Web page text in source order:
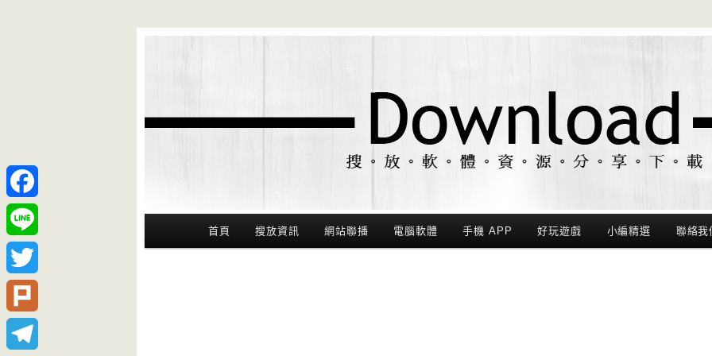
Main Menu
首頁 搜放資訊 網站聯播 電腦軟體 手機 APP 好玩遊戲 小編精選 聯絡我
Facebook
Line
Twitter
Plurk